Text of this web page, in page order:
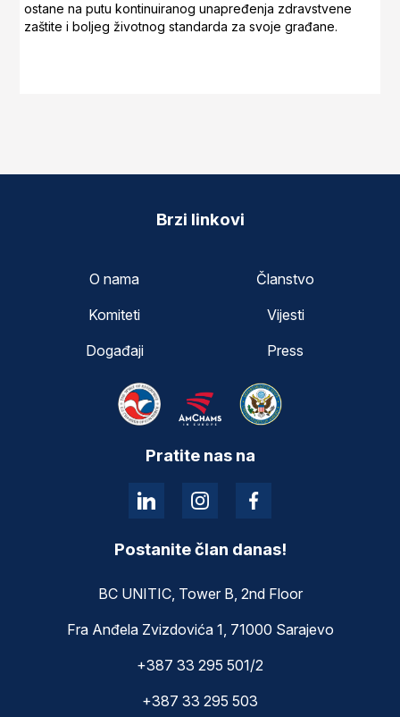
ostane na putu kontinuiranog unapređenja zdravstvene
zaštite i boljeg životnog standarda za svoje građane.
Brzi linkovi
O nama
Članstvo
Komiteti
Vijesti
Događaji
Press
Pratite nas na
Postanite član danas!
BC UNITIC, Tower B, 2nd Floor
Fra Anđela Zvizdovića 1, 71000 Sarajevo
+387 33 295 501/2
+387 33 295 503